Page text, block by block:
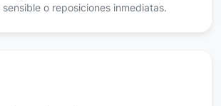
o reposiciones inmediatas.